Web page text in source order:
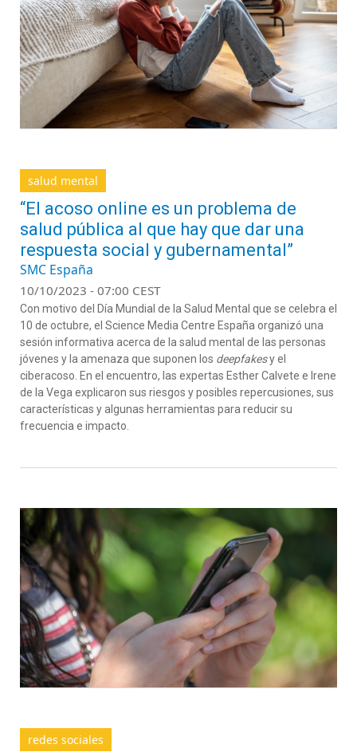
salud mental
“El acoso online es un problema de
salud pública al que hay que dar una
respuesta social y gubernamental”
SMC España
10/10/2023 - 07:00 CEST
Con motivo del Día Mundial de la Salud Mental que se celebra el
10 de octubre, el Science Media Centre España organizó una
sesión informativa acerca de la salud mental de las personas
jóvenes y la amenaza que suponen los deepfakesy el
ciberacoso. En el encuentro, las expertas Esther Calvete e Irene
de la Vega explicaron sus riesgos y posibles repercusiones, sus
características y algunas herramientas para reducir su
frecuencia e impacto.
redes sociales